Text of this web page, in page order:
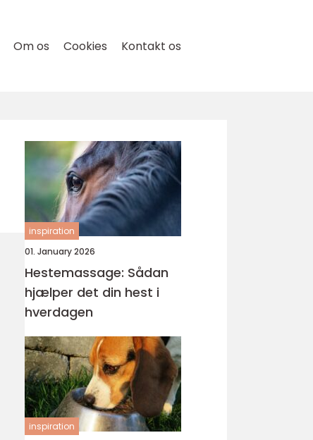
Om os Cookies Kontakt os
inspiration
01. January 2026
Hestemassage: Sådan
hjælper det din hest i
hverdagen
inspiration